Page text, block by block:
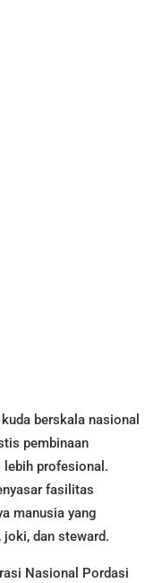
berskala nasional
pembinaan
lebih profesional.
fasilitas
manusia yang
dan steward.
Nasional Pordasi